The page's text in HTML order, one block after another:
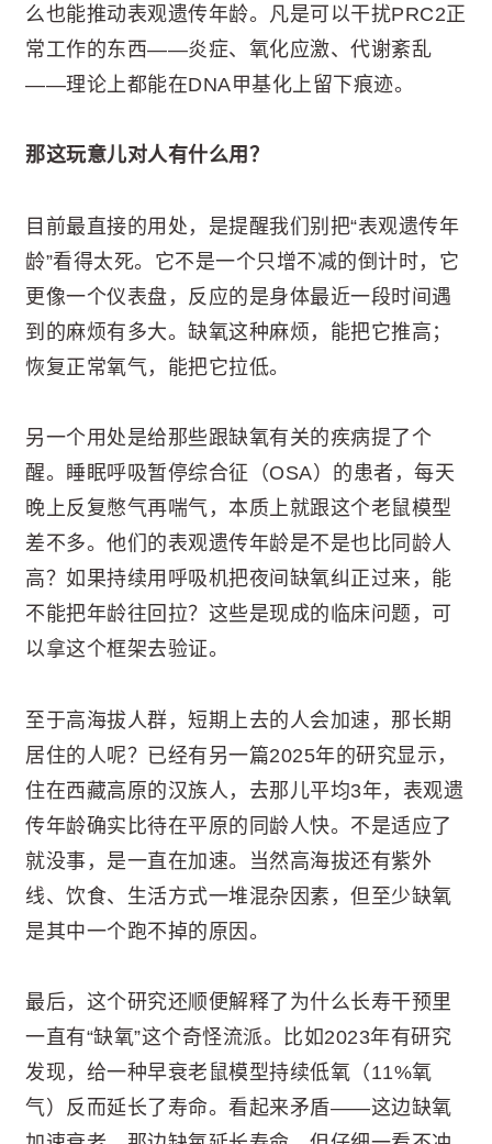
么也能推动表观遗传年龄。凡是可以干扰PRC2正
常工作的东西——炎症、氧化应激、代谢紊乱
——理论上都能在DNA甲基化上留下痕迹。
那这玩意儿对人有什么用？
目前最直接的用处，是提醒我们别把“表观遗传年
龄”看得太死。它不是一个只增不减的倒计时，它
更像一个仪表盘，反应的是身体最近一段时间遇
到的麻烦有多大。缺氧这种麻烦，能把它推高；
恢复正常氧气，能把它拉低。
另一个用处是给那些跟缺氧有关的疾病提了个
醒。睡眠呼吸暂停综合征（OSA）的患者，每天
晚上反复憋气再喘气，本质上就跟这个老鼠模型
差不多。他们的表观遗传年龄是不是也比同龄人
高？如果持续用呼吸机把夜间缺氧纠正过来，能
不能把年龄往回拉？这些是现成的临床问题，可
以拿这个框架去验证。
至于高海拔人群，短期上去的人会加速，那长期
居住的人呢？已经有另一篇2025年的研究显示，
住在西藏高原的汉族人，去那儿平均3年，表观遗
传年龄确实比待在平原的同龄人快。不是适应了
就没事，是一直在加速。当然高海拔还有紫外
线、饮食、生活方式一堆混杂因素，但至少缺氧
是其中一个跑不掉的原因。
最后，这个研究还顺便解释了为什么长寿干预里
一直有“缺氧”这个奇怪流派。比如2023年有研究
发现，给一种早衰老鼠模型持续低氧（11%氧
气）反而延长了寿命。看起来矛盾——这边缺氧